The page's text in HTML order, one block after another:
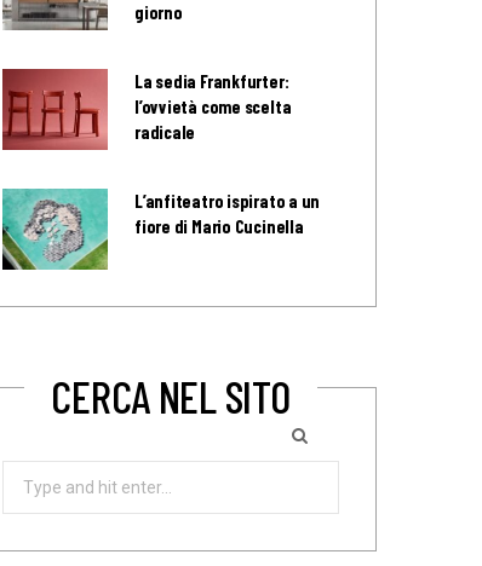
giorno
La sedia Frankfurter:
l’ovvietà come scelta
radicale
L’anfiteatro ispirato a un
fiore di Mario Cucinella
CERCA NEL SITO
Search